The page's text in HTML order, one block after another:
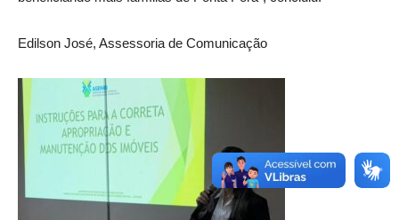
Edilson José, Assessoria de Comunicação